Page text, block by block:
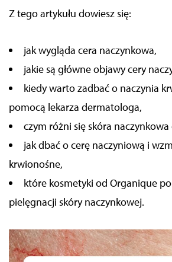
Z tego artykułu dowiesz się:
jak wygląda cera naczynkowa,
jakie są główne objawy cery
kiedy warto zadbać o naczynia
pomocą lekarza dermatologa,
czym różni się skóra
jak dbać o cerę naczyniową i
krwionośne,
które kosmetyki od Organique
pielęgnacji skóry naczynkowej.